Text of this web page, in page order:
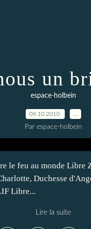
un
espace-holbein
09.10.2010
Par espace-holbein
le feu au monde
Duchesse
Libre...
Lire la suite